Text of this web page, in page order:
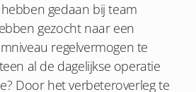
gedaan bij team
gezocht naar een
regelvermogen te
al de dagelijkse operatie
Door het verbeteroverleg te